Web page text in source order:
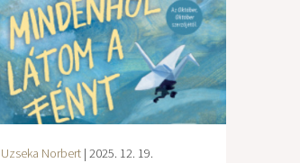
Uzseka Norbert| 2025. 12. 19.